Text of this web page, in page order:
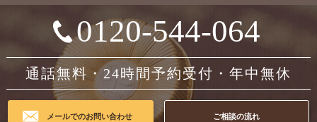
0120-544-064
通話無料・24時間予約受付・年中無休
メールでのお問い合わせ ご相談の流れ